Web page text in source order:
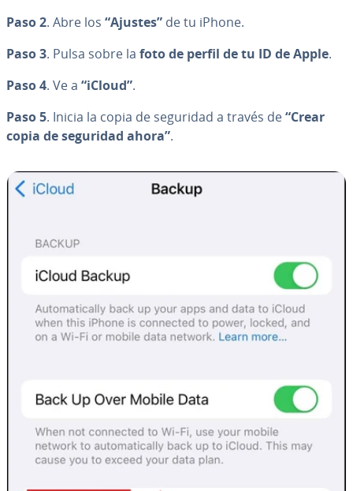
Paso 2. Abre los “Ajustes” de tu iPhone.
Paso 3. Pulsa sobre la foto de perfil de tu ID de Apple.
Paso 4. Ve a “iCloud”.
Paso 5. Inicia la copia de seguridad a través de“Crear
copia de seguridad ahora”.